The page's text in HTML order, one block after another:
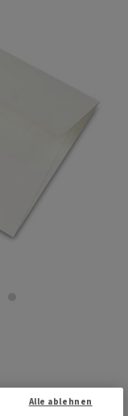
Alle ablehnen